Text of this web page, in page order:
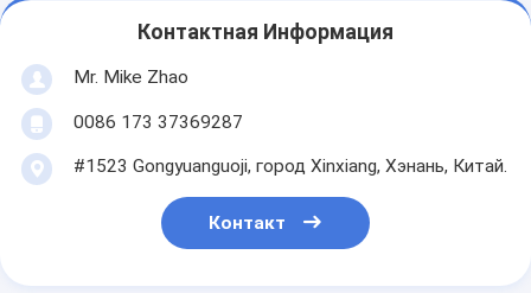
Контактная Информация
Mr. Mike Zhao
0086 173 37369287
#1523 Gongyuanguoji, город Xinxiang, Хэнань, Китай.
Контакт